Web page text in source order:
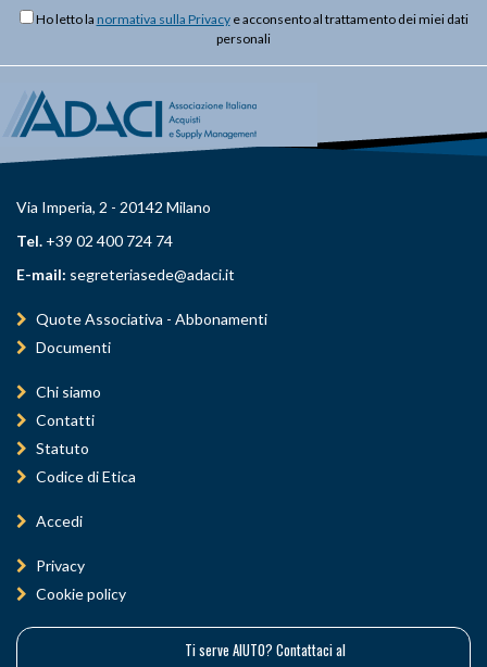
Ho letto la normativa sulla Privacye acconsento al trattamento dei miei dati
personali
Via Imperia, 2 - 20142 Milano
Tel. +39 02 400 724 74
E-mail: segreteriasede@adaci.it
Quote Associativa - Abbonamenti
Documenti
Chi siamo
Contatti
Statuto
Codice di Etica
Accedi
Privacy
Cookie policy
Ti serve AIUTO? Contattaci al